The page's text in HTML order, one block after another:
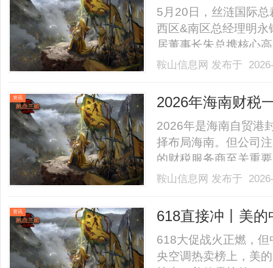
流指导
5月20日，丝涟国际
西区&南区总经理明
居董事长朱总携核心
渠道布局、用户体验
普兰、傲觅、哇噻、
鞍山信息网 发布于
资讯
2026年海南财税
海南全岛优质高
2026年是海南自贸港
择布局海南。但公司
的财税服务商至关重
团队实力等多维度，
排行榜（综合评分）
鞍山信息网 发布于
资讯
618直接冲丨美
省电天花板
618大促战火正燃，但
央空调热卖榜上，美